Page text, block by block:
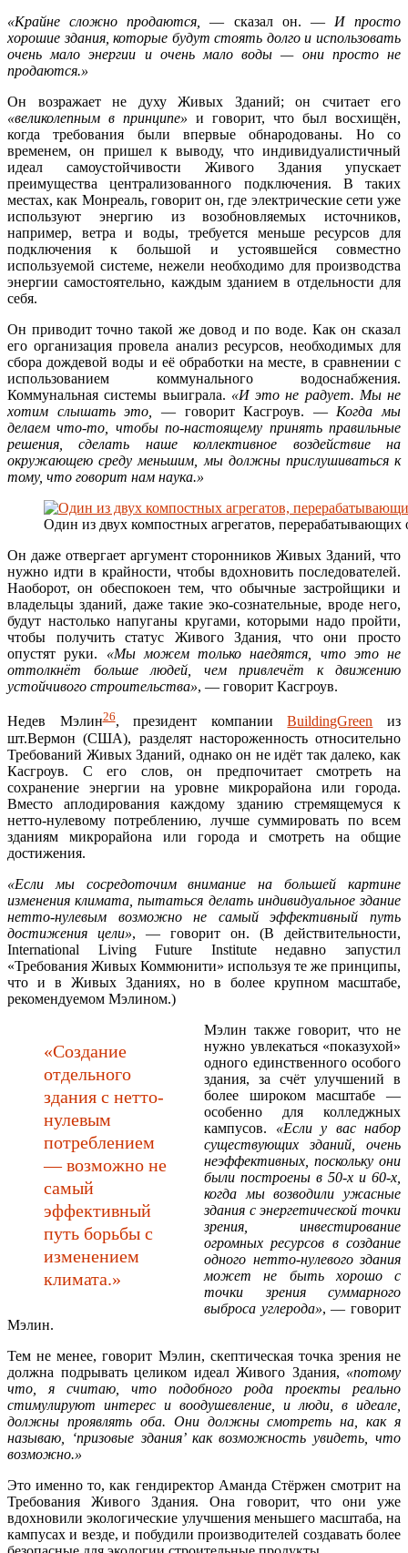
«Крайне сложно продаются,
— сказал он. — И просто
хорошие здания, которые будут стоять долго и использовать
очень мало энергии и очень мало воды — они просто не
продаются.»
Он возражает не духу Живых Зданий; он считает его
«великолепным в принципе» и говорит, что был восхищён,
когда требования были впервые обнародованы. Но со
временем, он пришел к выводу, что индивидуалистичный
идеал самоустойчивости Живого Здания упускает
преимущества централизованного подключения. В таких
местах, как Монреаль, говорит он, где электрические сети уже
используют энергию из возобновляемых источников,
например, ветра и воды, требуется меньше ресурсов для
подключения к большой и устоявшейся совместно
используемой системе, нежели необходимо для производства
энергии самостоятельно, каждым зданием в отдельности для
себя.
Он приводит точно такой же довод и по воде. Как он сказал
его организация провела анализ ресурсов, необходимых для
сбора дождевой воды и её обработки на месте, в сравнении с
использованием коммунального водоснабжения.
Коммунальная системы выиграла. «И это не радует. Мы не
хотим слышать это,
— говорит Касгроув. — Когда мы
делаем что-то, чтобы по-настоящему принять правильные
решения, сделать наше коллективное воздействие на
окружающею среду меньшим, мы должны прислушиваться к
тому, что говорит нам наука.»
Один из двух компостных агрегатов, перерабатывающих
Он даже отвергает аргумент сторонников Живых Зданий, что
нужно идти в крайности, чтобы вдохновить последователей.
Наоборот, он обеспокоен тем, что обычные застройщики и
владельцы зданий, даже такие эко-сознательные, вроде него,
будут настолько напуганы кругами, которыми надо пройти,
чтобы получить статус Живого Здания, что они просто
опустят руки. «Мы можем только наедятся, что это не
оттолкнёт больше людей, чем привлечёт к движению
устойчивого строительства», — говорит Касгроув.
Недев Мэлин26, президент компанииBuildingGreen из
шт.Вермон (США), разделят настороженность относительно
Требований Живых Зданий, однако он не идёт так далеко, как
Касгроув. С его слов, он предпочитает смотреть на
сохранение энергии на уровне микрорайона или города.
Вместо аплодирования каждому зданию стремящемуся к
нетто-нулевому потреблению, лучше суммировать по всем
зданиям микрорайона или города и смотреть на общие
достижения.
«Если мы сосредоточим внимание на большей картине
изменения климата, пытаться делать индивидуальное здание
нетто-нулевым возможно не самый эффективный путь
достижения цели», — говорит он. (В действительности,
International Living Future Institute недавно запустил
«Требования Живых Коммюнити» используя те же принципы,
что и в Живых Зданиях, но в более крупном масштабе,
рекомендуемом Мэлином.)
«Создание
отдельного
здания с нетто-
нулевым
потреблением
— возможно не
самый
эффективный
путь борьбы с
изменением
климата.»
Мэлин также говорит, что не
нужно увлекаться «показухой»
одного единственного особого
здания, за счёт улучшений в
более широком масштабе —
особенно для колледжных
кампусов. «Если у вас набор
существующих зданий, очень
неэффективных, поскольку они
были построены в 50-х и 60-х,
когда мы возводили ужасные
здания с энергетической точки
зрения, инвестирование
огромных ресурсов в создание
одного нетто-нулевого здания
может не быть хорошо с
точки зрения суммарного
выброса углерода», — говорит
Мэлин.
Тем не менее, говорит Мэлин, скептическая точка зрения не
должна подрывать целиком идеал Живого Здания, «потому
что, я считаю, что подобного рода проекты реально
стимулируют интерес и воодушевление, и люди, в идеале,
должны проявлять оба. Они должны смотреть на, как я
называю, ‘призовые здания’ как возможность увидеть, что
возможно.»
Это именно то, как гендиректор Аманда Стёржен смотрит на
Требования Живого Здания. Она говорит, что они уже
вдохновили экологические улучшения меньшего масштаба, на
кампусах и везде, и побудили производителей создавать более